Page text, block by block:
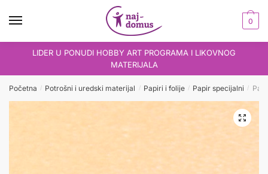
0
LIDER U PONUDI HOBBY ART PROGRAMA I LIKOVNOG
MATERIJALA
Početna / Potrošni i uredski materijal / Papiri i folije / Papir specijalni /